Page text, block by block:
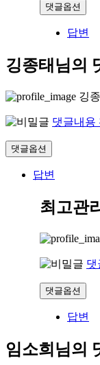
댓글옵션
답변
깅종태님의
깅
댓글내용
댓글옵션
답변
최고관
댓
댓글옵션
답변
임소희님의